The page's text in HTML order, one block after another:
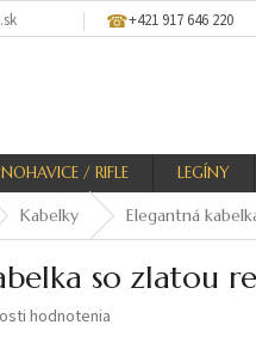
+421 917 646 220
NOHAVICE / RIFLE LEGÍNY
Kabelky Elegantná
so zlatou
hodnotenia